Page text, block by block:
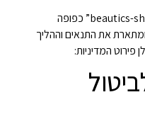
מדיניות החזרות של האתר “beautics-shop.co.il” כפופה
הגנת הצרכן, התשמ”א-1981, ומתארת את התנאים וההליך
פירוט המדיניות: